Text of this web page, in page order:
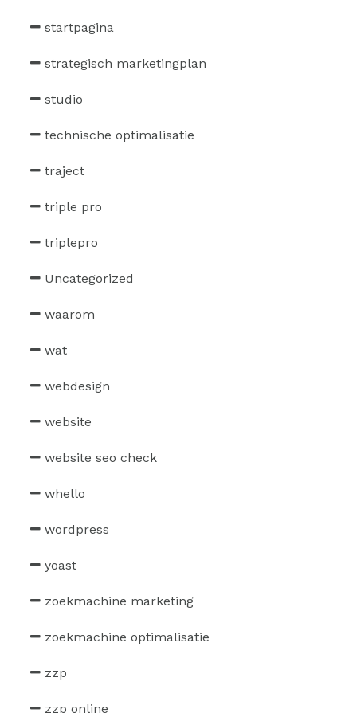
startpagina
strategisch marketingplan
studio
technische optimalisatie
traject
triple pro
triplepro
Uncategorized
waarom
wat
webdesign
website
website seo check
whello
wordpress
yoast
zoekmachine marketing
zoekmachine optimalisatie
zzp
zzp online